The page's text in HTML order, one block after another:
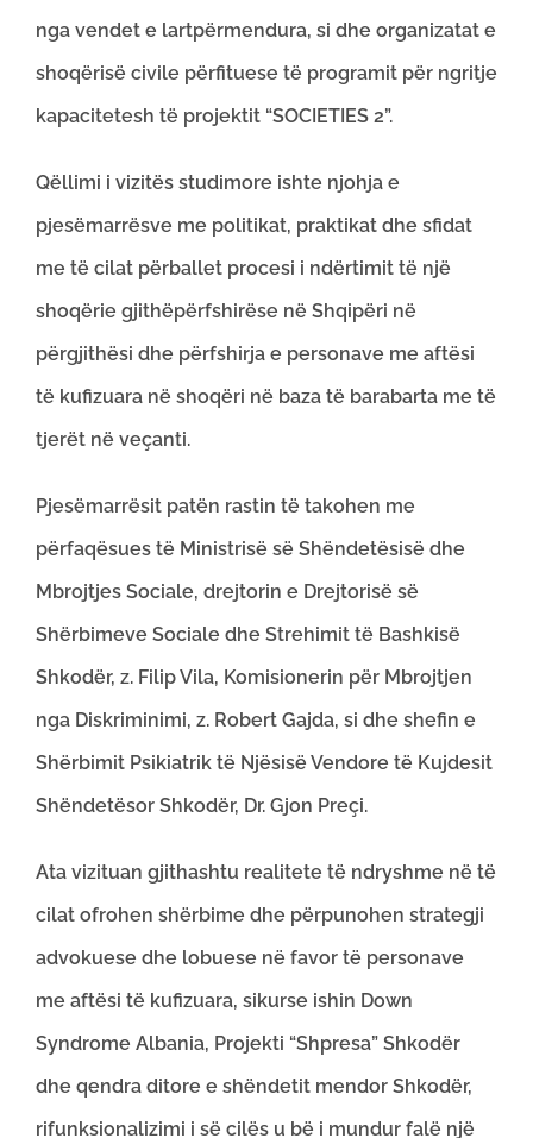
nga vendet e lartpërmendura, si dhe organizatat e
shoqërisë civile përfituese të programit për ngritje
kapacitetesh të projektit “SOCIETIES 2”.
Qëllimi i vizitës studimore ishte njohja e
pjesëmarrësve me politikat, praktikat dhe sfidat
me të cilat përballet procesi i ndërtimit të një
shoqërie gjithëpërfshirëse në Shqipëri në
përgjithësi dhe përfshirja e personave me aftësi
të kufizuara në shoqëri në baza të barabarta me të
tjerët në veçanti.
Pjesëmarrësit patën rastin të takohen me
përfaqësues të Ministrisë së Shëndetësisë dhe
Mbrojtjes Sociale, drejtorin e Drejtorisë së
Shërbimeve Sociale dhe Strehimit të Bashkisë
Shkodër, z. Filip Vila, Komisionerin për Mbrojtjen
nga Diskriminimi, z. Robert Gajda, si dhe shefin e
Shërbimit Psikiatrik të Njësisë Vendore të Kujdesit
Shëndetësor Shkodër, Dr. Gjon Preçi.
Ata vizituan gjithashtu realitete të ndryshme në të
cilat ofrohen shërbime dhe përpunohen strategji
advokuese dhe lobuese në favor të personave
me aftësi të kufizuara, sikurse ishin Down
Syndrome Albania, Projekti “Shpresa” Shkodër
dhe qendra ditore e shëndetit mendor Shkodër,
rifunksionalizimi i së cilës u bë i mundur falë një